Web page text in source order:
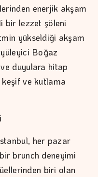
enerjik akşam
bir lezzet şöleni
yükseldiği akşam
Boğaz
duyulara hitap
ve kutlama
her pazar
brunch deneyimi
biri olan